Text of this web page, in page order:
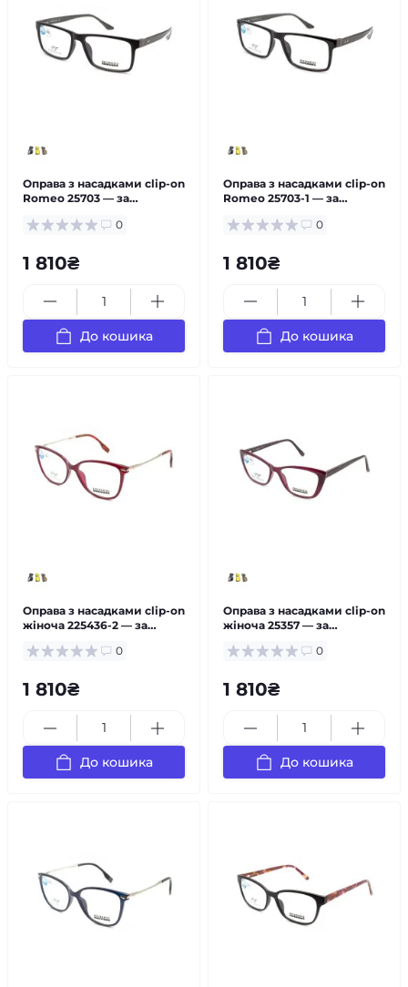
Оправа з насадками clip-on
Romeo 25703 — за
0
1 810₴
До кошика
Оправа з насадками clip-on
Romeo 25703-1 — за
0
1 810₴
До кошика
Оправа з насадками clip-on
жіноча 225436-2 — за
0
1 810₴
До кошика
Оправа з насадками clip-on
жіноча 25357 — за
0
1 810₴
До кошика